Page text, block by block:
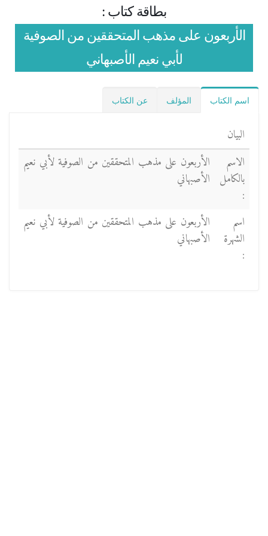
بطاقة كتاب :
الأربعون على مذهب المتحققين من الصوفية
لأبي نعيم الأصبهاني
اسم الكتاب المؤلف عن الكتاب
البيان
الاسم
بالكامل
:
الأربعون على مذهب المتحققين من الصوفية لأبي نعيم
الأصبهاني
اسم
الشهرة
:
الأربعون على مذهب المتحققين من الصوفية لأبي نعيم
الأصبهاني